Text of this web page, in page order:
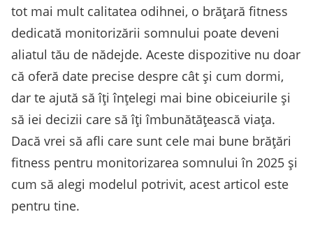
tot mai mult calitatea odihnei, o brățară fitness
dedicată monitorizării somnului poate deveni
aliatul tău de nădejde. Aceste dispozitive nu doar
că oferă date precise despre cât și cum dormi,
dar te ajută să îți înțelegi mai bine obiceiurile și
să iei decizii care să îți îmbunătățească viața.
Dacă vrei să afli care sunt cele mai bune brățări
fitness pentru monitorizarea somnului în 2025 și
cum să alegi modelul potrivit, acest articol este
pentru tine.